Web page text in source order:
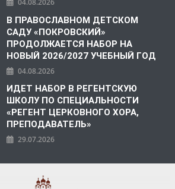
04.08.2026
В ПРАВОСЛАВНОМ ДЕТСКОМ
САДУ «ПОКРОВСКИЙ»
ПРОДОЛЖАЕТСЯ НАБОР НА
НОВЫЙ 2026/2027 УЧЕБНЫЙ ГОД
04.08.2026
ИДЕТ НАБОР В РЕГЕНТСКУЮ
ШКОЛУ ПО СПЕЦИАЛЬНОСТИ
«РЕГЕНТ ЦЕРКОВНОГО ХОРА,
ПРЕПОДАВАТЕЛЬ»
29.07.2026